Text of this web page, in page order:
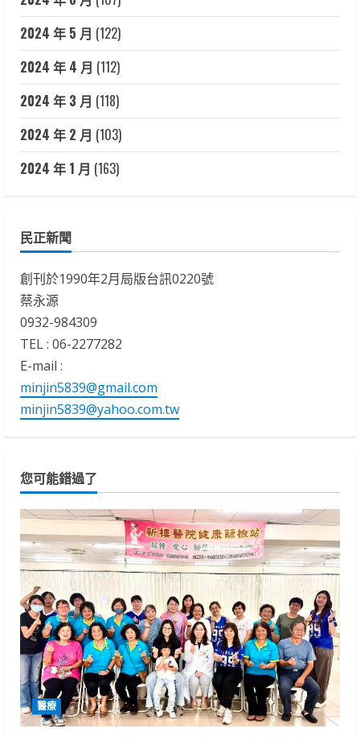
2024 年 5 月 (122)
2024 年 4 月 (112)
2024 年 3 月 (118)
2024 年 2 月 (103)
2024 年 1 月 (163)
民正新聞
創刊於1990年2月局版台訊0220號
蔡永源
0932-984309
TEL : 06-2277282
E-mail :
minjin5839@gmail.com
minjin5839@yahoo.com.tw
您可能錯過了
醫療